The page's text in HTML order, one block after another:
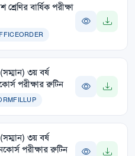
বার্ষিক পরীক্ষা
৩য় বর্ষ
পরীক্ষার রুটিন
৩য় বর্ষ
পরীক্ষার রুটিন